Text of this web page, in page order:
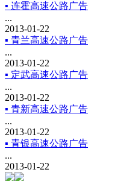
▪ 连霍高速公路广告
...
2013-01-22
▪ 青兰高速公路广告
...
2013-01-22
▪ 定武高速公路广告
...
2013-01-22
▪ 青新高速公路广告
...
2013-01-22
▪ 青银高速公路广告
...
2013-01-22